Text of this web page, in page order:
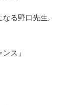
る野口先生。
ス」